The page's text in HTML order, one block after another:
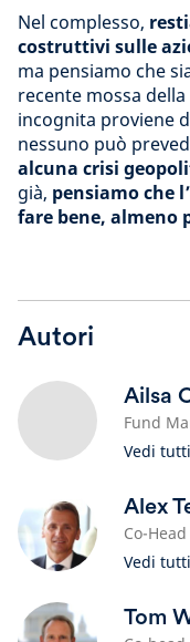
Nel complesso,
costruttivi sulle
ma pensiamo che
recente mossa
incognita proviene
nessuno può
alcuna crisi
già, pensiamo che
fare bene, almeno
Autori
Ailsa
Fund
Vedi
Alex
Vedi
Tom